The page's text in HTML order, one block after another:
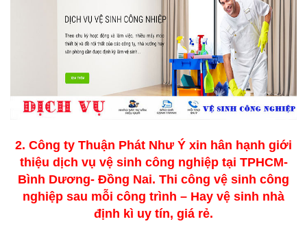
2. Công ty Thuận Phát Như Ý xin hân hạnh giới
thiệu dịch vụ vệ sinh công nghiệp tại TPHCM-
Bình Dương- Đồng Nai. Thi công vệ sinh công
nghiệp sau mỗi công trình – Hay vệ sinh nhà
định kì uy tín, giá rẻ.